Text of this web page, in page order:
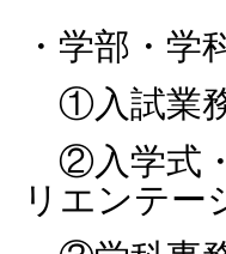
・学部・学
①入試業
②入学式・
リエンテー